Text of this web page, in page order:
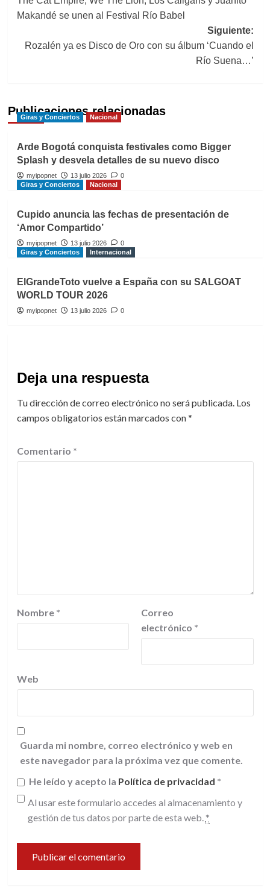
de
Makandé se unen al Festival Río Babel
Siguiente:
Rozalén ya es Disco de Oro con su álbum ‘Cuando el
Río Suena…’
Publicaciones relacionadas
Giras y Conciertos Nacional
Arde Bogotá conquista festivales como Bigger
Splash y desvela detalles de su nuevo disco
myipopnet 13 julio 2026
0
Giras y Conciertos
Nacional
Cupido anuncia las fechas de presentación de
‘Amor Compartido’
myipopnet 13 julio 2026
0
Giras y Conciertos
Internacional
ElGrandeToto vuelve a España con su SALGOAT
WORLD TOUR 2026
myipopnet 13 julio 2026 0
Deja una respuesta
Tu dirección de correo electrónico no será publicada. Los
campos obligatorios están marcados con*
Comentario *
Nombre *
Correo
electrónico *
Web
Guarda mi nombre, correo electrónico y web en
este navegador para la próxima vez que comente.
He leído y acepto la Política de privacidad *
Al usar este formulario accedes al almacenamiento y
gestión de tus datos por parte de esta web. *